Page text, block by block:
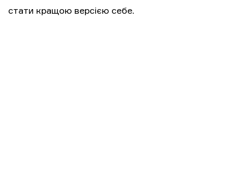
стати кращою версією себе.